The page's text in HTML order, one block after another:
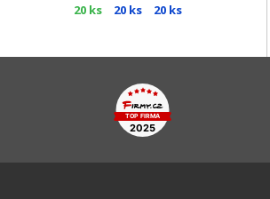
20 ks 20 ks 20 ks